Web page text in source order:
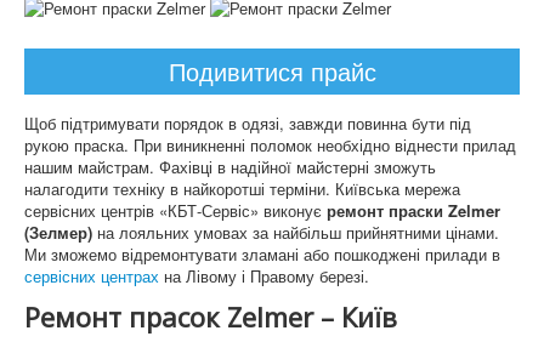
Подивитися прайс
Щоб підтримувати порядок в одязі, завжди повинна бути під
рукою праска. При виникненні поломок необхідно віднести прилад
нашим майстрам. Фахівці в надійної майстерні зможуть
налагодити техніку в найкоротші терміни. Київська мережа
сервісних центрів «КБТ-Сервіс» виконує ремонт праски Zelmer
(Зелмер) на лояльних умовах за найбільш прийнятними цінами.
Ми зможемо відремонтувати зламані або пошкоджені прилади в
сервісних центрах на Лівому і Правому березі.
Ремонт прасок Zelmer – Київ